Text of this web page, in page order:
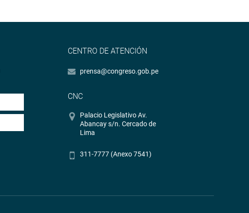
CENTRO DE ATENCIÓN
prensa@congreso.gob.pe
CNC
Palacio Legislativo Av.
Abancay s/n. Cercado de
Lima
311-7777 (Anexo 7541)